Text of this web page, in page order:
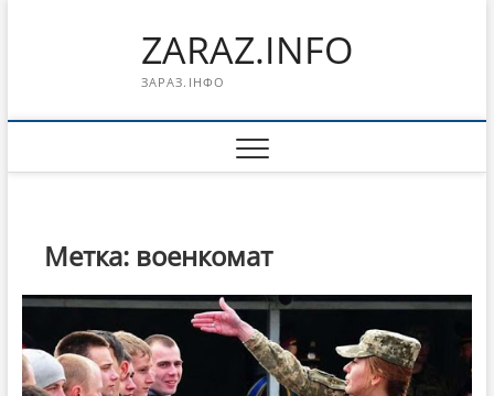
ZARAZ.INFO
ЗАРАЗ.ІНФО
Метка: военкомат